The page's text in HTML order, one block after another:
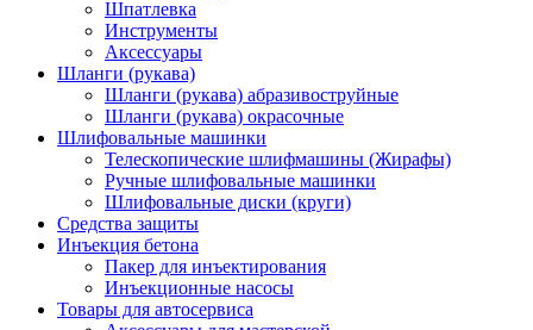
Шпатлевка
Инструменты
Аксессуары
Шланги (рукава)
Шланги (рукава) абразивоструйные
Шланги (рукава) окрасочные
Шлифовальные машинки
Телескопические шлифмашины (Жирафы)
Ручные шлифовальные машинки
Шлифовальные диски (круги)
Средства защиты
Инъекция бетона
Пакер для инъектирования
Инъекционные насосы
Товары для автосервиса